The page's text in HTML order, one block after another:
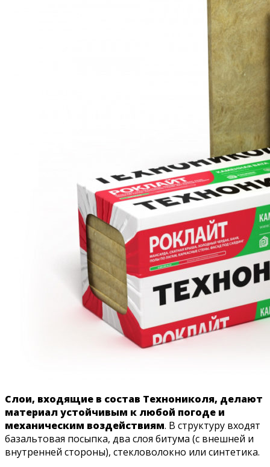
Слои, входящие в состав Технониколя, делают
материал устойчивым к любой погоде и
механическим воздействиям. В структуру входят
базальтовая посыпка, два слоя битума (с внешней и
внутренней стороны), стекловолокно или синтетика.